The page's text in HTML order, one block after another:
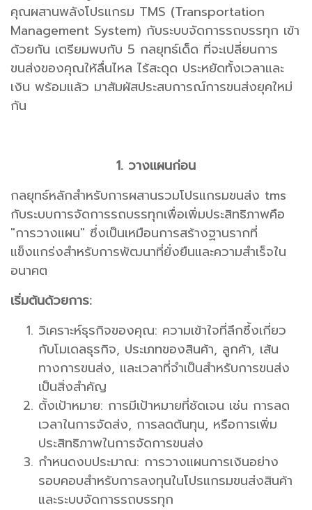
คุณผสานพลังโปรแกรม TMS (Transportation
Management System) กับระบบจัดการรถบรรทุก เข้า
ด้วยกัน เตรียมพบกับ 5 กลยุทธ์เด็ด ที่จะเปลี่ยนการ
ขนส่งของคุณให้ลื่นไหล ไร้สะดุด ประหยัดทั้งเวลาและ
เงิน พร้อมแล้ว มาสัมผัสประสบการณ์การขนส่งยุคใหม่
กัน
1. วางแผนก่อน
กลยุทธ์หลักสำหรับการผสานรวมโปรแกรมขนส่ง tms
กับระบบการจัดการรถบรรทุกเพื่อเพิ่มประสิทธิภาพคือ
"การวางแผน" ซึ่งเป็นเหมือนการสร้างฐานรากที่
แข็งแกร่งสำหรับการพัฒนาที่ยั่งยืนและความสำเร็จใน
อนาคต
เริ่มต้นด้วยการ:
วิเคราะห์ธุรกิจของคุณ: ความเข้าใจที่ลึกซึ้งเกี่ยว
กับโมเดลธุรกิจ, ประเภทของสินค้า, ลูกค้า, เส้น
ทางการขนส่ง, และเวลาที่จำเป็นสำหรับการขนส่ง
เป็นสิ่งสำคัญ
ตั้งเป้าหมาย: การมีเป้าหมายที่ชัดเจน เช่น การลด
เวลาในการจัดส่ง, การลดต้นทุน, หรือการเพิ่ม
ประสิทธิภาพในการจัดการขนส่ง
กำหนดงบประมาณ: การวางแผนการเงินอย่าง
รอบคอบสำหรับการลงทุนในโปรแกรมขนส่งสินค้า
และระบบจัดการรถบรรทุก